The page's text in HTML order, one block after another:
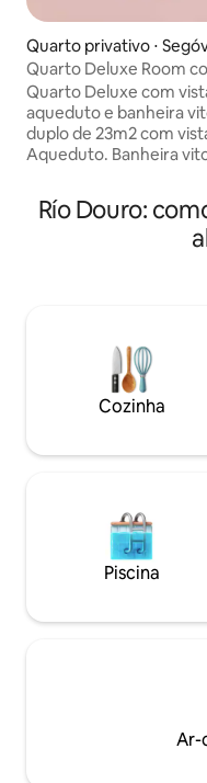
Quarto privativo ⋅
Quarto Deluxe Room
Aqueduto
Quarto Deluxe com
aqueduto e banheira
duplo de 23m2 com
Aqueduto. Banheira
alta qualidade e
conforto. Wi-Fi de alta
televisão LED de 42”
roupões de banho,
chuveiro de efeito
Botanika (ECO-BIO).
chaleira com café e
necessidade de uma
Río Douro:
Cozinha
Piscina
Ar-